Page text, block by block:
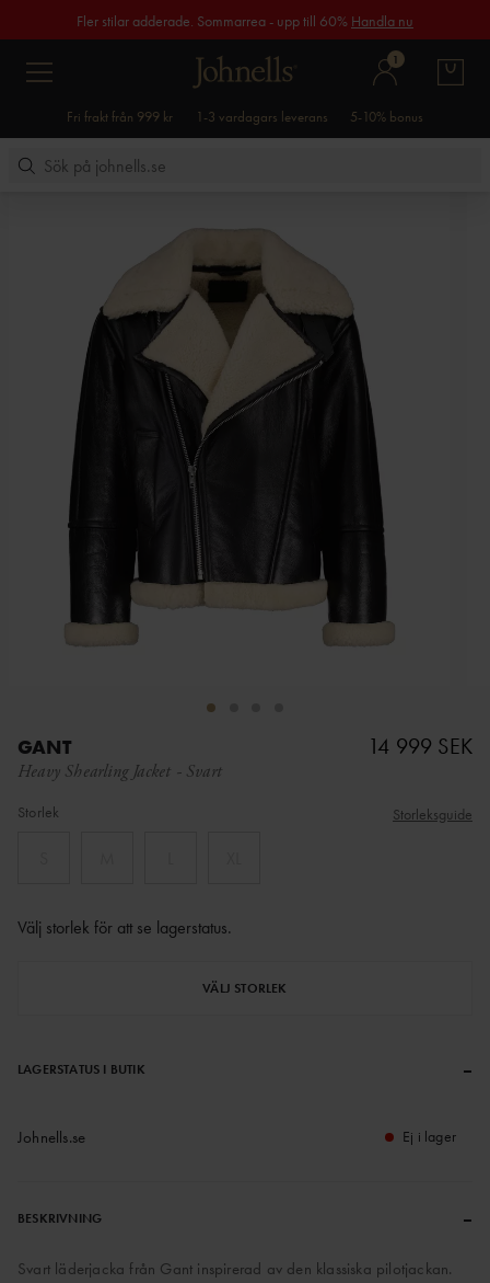
Fler stilar adderade. Sommarrea - upp till 60% Handla nu
1
Fri frakt från 999 kr 1-3 vardagars leverans 5-10% bonus
GANT
Heavy Shearling Jacket - Svart
14 999 SEK
Storlek Storleksguide
Välj storlek för att se lagerstatus.
VÄLJ STORLEK
LAGERSTATUS I BUTIK –
Johnells.se Ej i lager
BESKRIVNING –
Svart läderjacka från Gant inspirerad av den klassiska pilotjackan.